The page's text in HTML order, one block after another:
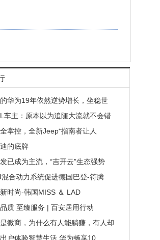
华为19年依然逆势增长，坐稳世
车主：原本以为追随大流就不会错
掌控，全新Jeep⁺指南者让人
的底牌
已成为主流，“吉开云”生态强势
混合动力系统促进德国巴登-符腾
时尚-韩国MISS ＆ LAD
质 至臻服务 | 百安居用行动
微商，为什么有人能躺赚，有人却
户体验智慧生活 华为畅享10